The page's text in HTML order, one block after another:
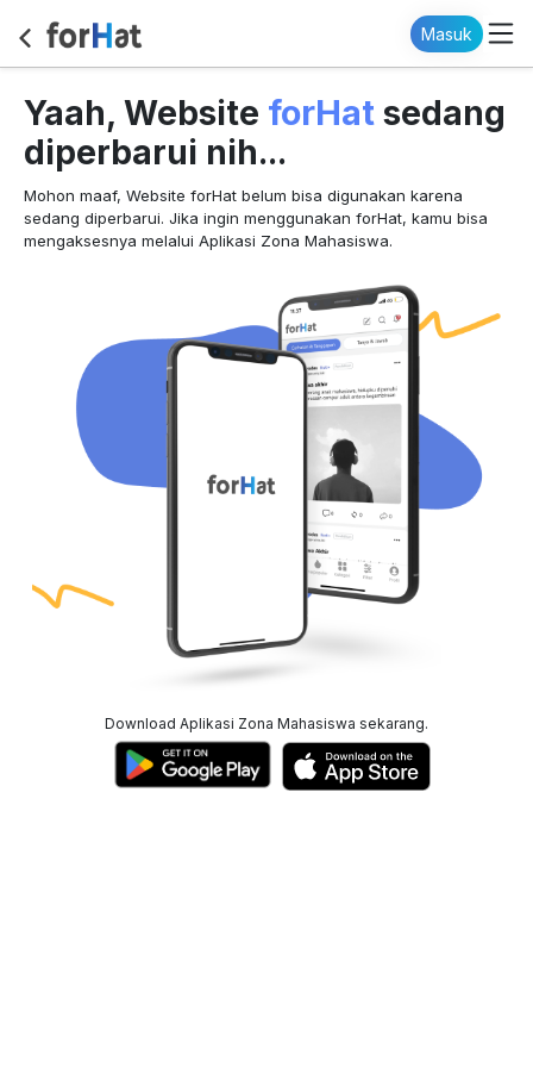
Masuk
Yaah, Website forHat sedang
diperbarui nih...
Mohon maaf, Website forHat belum bisa digunakan karena
sedang diperbarui. Jika ingin menggunakan forHat, kamu bisa
mengaksesnya melalui Aplikasi Zona Mahasiswa.
Download Aplikasi Zona Mahasiswa sekarang.